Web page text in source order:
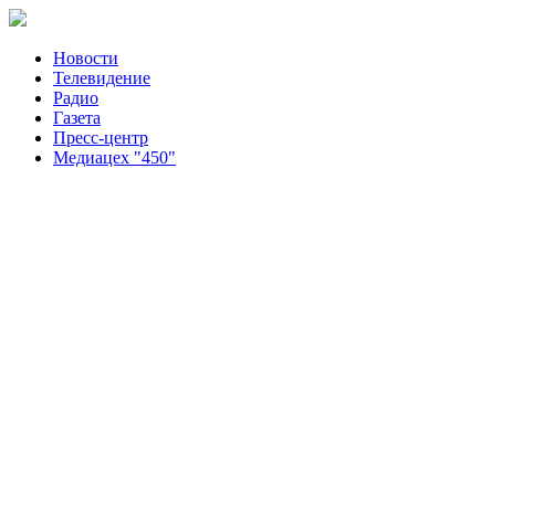
Новости
Телевидение
Радио
Газета
Пресс-центр
Медиацех "450"